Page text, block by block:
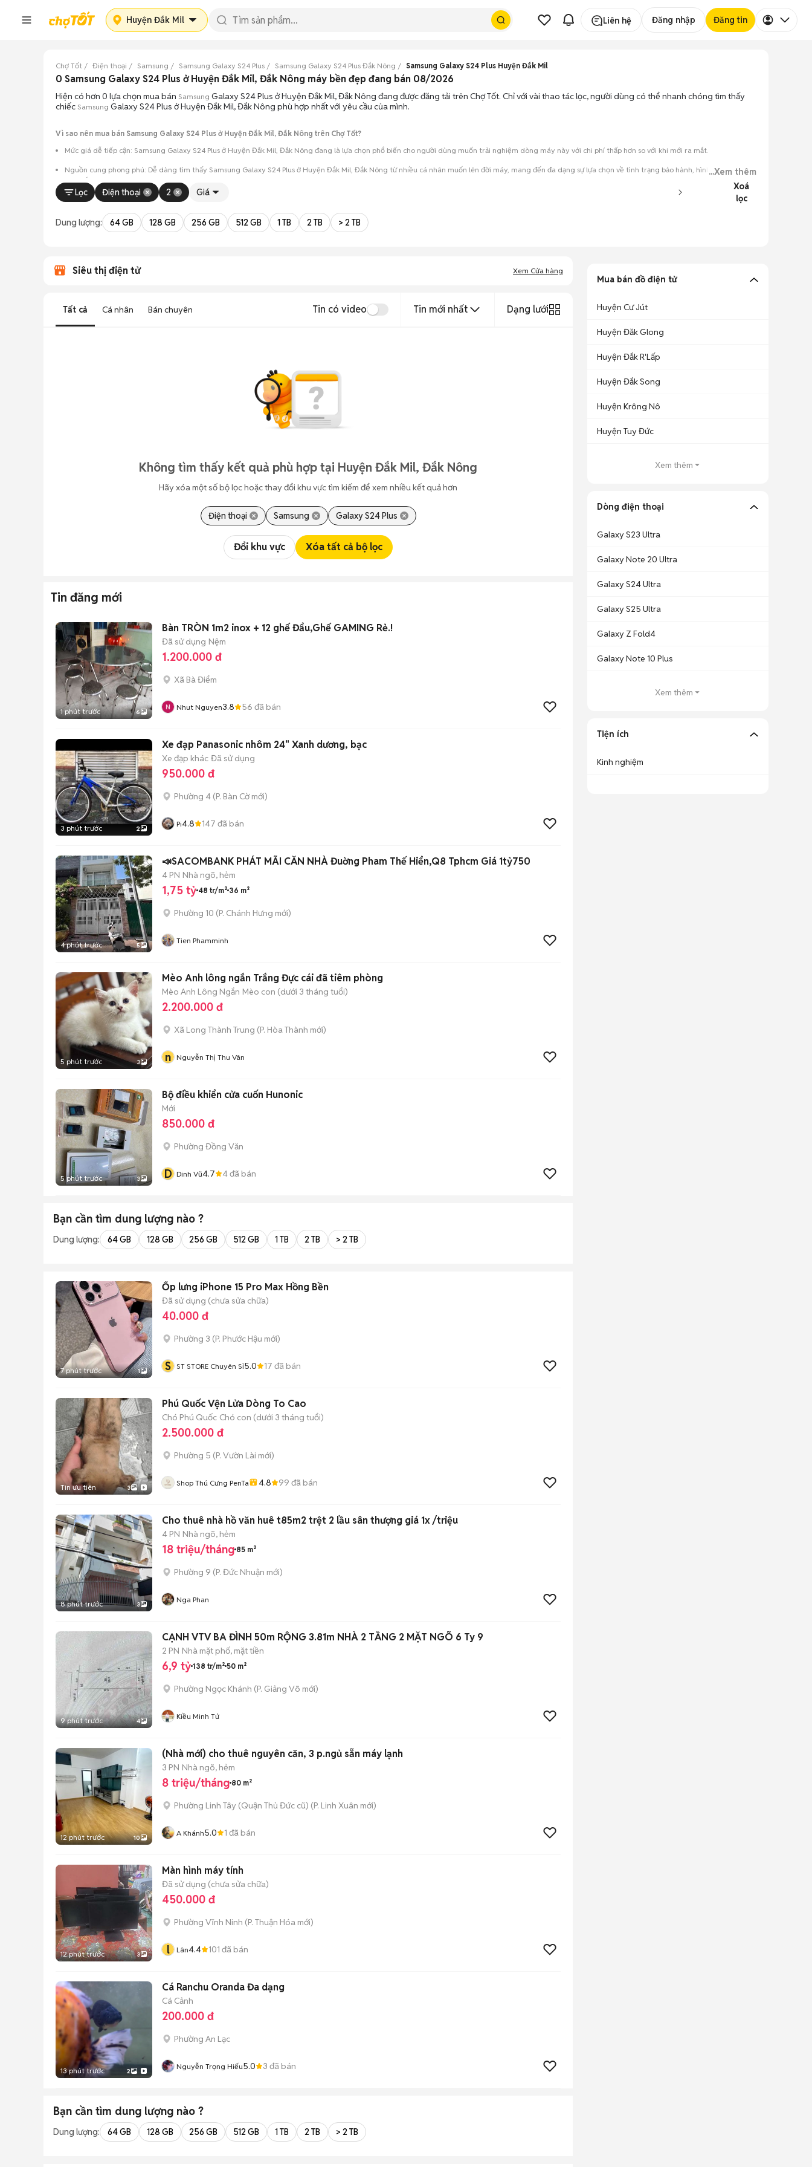
Huyện Đắk Mil Liên hệ Đăng nhập Đăng tin
Chợ Tốt Điện thoại Samsung Samsung Galaxy S24 Plus Samsung Galaxy S24 Plus Đắk Nông Samsung Galaxy S24 Plus Huyện Đắk Mil
0 Samsung Galaxy S24 Plus ở Huyện Đắk Mil, Đắk Nông máy bền đẹp đang bán 08/2026
Hiện có hơn 0 lựa chọn mua bán Samsung Galaxy S24 Plus ở Huyện Đắk Mil, Đắk Nông đang được đăng tải trên Chợ Tốt. Chỉ với vài thao tác lọc, người dùng có thể nhanh chóng tìm thấy
chiếc Samsung Galaxy S24 Plus ở Huyện Đắk Mil, Đắk Nông phù hợp nhất với yêu cầu của mình.
Vì sao nên mua bán Samsung Galaxy S24 Plus ở Huyện Đắk Mil, Đắk Nông trên Chợ Tốt?
Mức giá dễ tiếp cận: Samsung Galaxy S24 Plus ở Huyện Đắk Mil, Đắk Nông đang là lựa chọn phổ biến cho người dùng muốn trải nghiệm dòng máy này với chi phí thấp hơn so với khi mới ra mắt.
Nguồn cung phong phú: Dễ dàng tìm thấy Samsung Galaxy S24 Plus ở Huyện Đắk Mil, Đắk Nông từ nhiều cá nhân muốn lên đời máy, mang đến đa dạng sự lựa chọn về tình trạng bảo hành, hình thức máy và
màu sắc.
Giao dịch minh bạch: Việc gặp gỡ trực tiếp giúp người mua đánh giá chính xác hiệu năng thực tế của máy so với mô tả trên tin đăng.
Mua bán linh hoạt: Hai bên có thể chủ động thỏa thuận giá cả và địa điểm giao nhận, chốt giao dịch nhanh chóng khi đạt được tiếng nói chung.
...Xem thêm
Lọc
Điện thoại 2 Giá
Xoá
lọc
Dung lượng: 64 GB 128 GB 256 GB 512 GB 1 TB 2 TB > 2 TB
Siêu thị điện tử Xem Cửa hàng
Tất cả Cá nhân Bán chuyên Tin có video Tin mới nhất Dạng lưới
Không tìm thấy kết quả phù hợp tại Huyện Đắk Mil, Đắk Nông
Hãy xóa một số bộ lọc hoặc thay đổi khu vực tìm kiếm để xem nhiều kết quả hơn
Điện thoại Samsung Galaxy S24 Plus
Đổi khu vực Xóa tất cả bộ lọc
Tin đăng mới
1 phút trước 6
Bàn TRÒN 1m2 inox + 12 ghế Đẩu,Ghế GAMING Rẻ.!
Đã sử dụng Nệm
1.200.000 đ
Xã Bà Điểm
Nhut Nguyen3.8 56 đã bán
3 phút trước 2
Xe đạp Panasonic nhôm 24" Xanh dương, bạc
Xe đạp khác Đã sử dụng
950.000 đ
Phường 4 (P. Bàn Cờmới)
Pi4.8 147 đã bán
4 phút trước 5
📣SACOMBANK PHÁT MÃI CĂN NHÀ Đuờng Pham Thế Hiển,Q8 Tphcm Giá 1tỷ750
4 PN Nhà ngõ, hẻm
1,75 tỷ 48 tr/m² 36 m²
Phường 10 (P. Chánh Hưng mới)
Tien Phamminh
5 phút trước 3
Mèo Anh lông ngắn Trắng Đực cái đã tiêm phòng
Mèo Anh Lông Ngắn Mèo con (dưới 3 tháng tuổi)
2.200.000 đ
Xã Long Thành Trung (P. Hòa Thành mới)
n Nguyễn Thị Thu Vân
5 phút trước 3
Bộ điều khiển cửa cuốn Hunonic
Mới
850.000 đ
Phường Đồng Văn
D Dinh Vũ4.7 4đã bán
Bạn cần tìm dung lượng nào ?
Dung lượng: 64 GB 128 GB 256 GB 512 GB 1 TB 2 TB > 2 TB
7 phút trước 1
Ốp lưng iPhone 15 Pro Max Hồng Bền
Đã sử dụng (chưa sửa chữa)
40.000 đ
Phường 3 (P. Phước Hậu mới)
S ST STORE Chuyên Sỉ5.0 17 đã bán
Tin ưu tiên 3
Phú Quốc Vện Lửa Dòng To Cao
Chó Phú Quốc Chó con (dưới 3 tháng tuổi)
2.500.000 đ
Phường 5 (P. Vườn Lài mới)
Shop Thú Cưng PenTa 4.8 99 đã bán
8 phút trước 3
Cho thuê nhà hồ văn huê t85m2 trệt 2 lầu sân thượng giá 1x /triệu
4 PN Nhà ngõ, hẻm
18 triệu/tháng 85 m²
Phường 9 (P. Đức Nhuận mới)
Nga Phan
9 phút trước 4
CẠNH VTV BA ĐÌNH 50m RỘNG 3.81m NHÀ 2 TẦNG 2 MẶT NGÕ 6 Ty 9
2 PN Nhà mặt phố, mặt tiền
6,9 tỷ 138 tr/m² 50 m²
Phường Ngọc Khánh (P. Giảng Võ mới)
Kiều Minh Tứ
12 phút trước 10
(Nhà mới) cho thuê nguyên căn, 3 p.ngủ sẵn máy lạnh
3 PN Nhà ngõ, hẻm
8 triệu/tháng 80 m²
Phường Linh Tây (Quận Thủ Đức cũ) (P. Linh Xuân mới)
A Khánh5.0 1 đã bán
12 phút trước 3
Màn hình máy tính
Đã sử dụng (chưa sửa chữa)
450.000 đ
Phường Vĩnh Ninh (P. Thuận Hóa mới)
l Lân4.4 101 đã bán
13 phút trước 2
Cá Ranchu Oranda Đa dạng
Cá Cảnh
200.000 đ
Phường An Lạc
Nguyễn Trọng Hiếu5.0 3 đã bán
Bạn cần tìm dung lượng nào ?
Dung lượng: 64 GB 128 GB 256 GB 512 GB 1 TB 2 TB > 2 TB
Mua bán đồ điện tử
Huyện Cư Jút
Huyện Đăk Glong
Huyện Đắk R'Lấp
Huyện Đắk Song
Huyện Krông Nô
Huyện Tuy Đức
Xem thêm
Dòng điện thoại
Galaxy S23 Ultra
Galaxy Note 20 Ultra
Galaxy S24 Ultra
Galaxy S25 Ultra
Galaxy Z Fold4
Galaxy Note 10 Plus
Xem thêm
Tiện ích
Kinh nghiệm